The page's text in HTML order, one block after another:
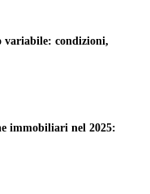
variabile: condizioni,
immobiliari nel 2025: